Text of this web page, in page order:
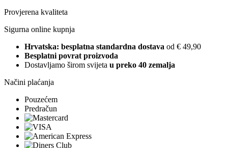
Provjerena kvaliteta
Sigurna online kupnja
Hrvatska: besplatna standardna dostava od € 49,90
Besplatni povrat proizvoda
Dostavljamo širom svijeta u preko 40 zemalja
Načini plaćanja
Pouzećem
Predračun